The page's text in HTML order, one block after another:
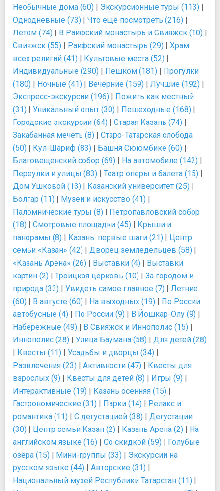
Необычные дома (60) | Экскурсионные туры (113) |
Однодневные (73) | Что ещё посмотреть (216) |
Летом (74) | В Раифский монастырь и Свияжск (10) |
Свияжск (55) | Раифский монастырь (29) | Храм
всех религий (41) | Культовые места (52) |
Индивидуальные (290) | Пешком (181) | Прогулки
(180) | Ночные (41) | Вечерние (159) | Лучшие (192) |
Экспресс-экскурсии (196) | Пожить как местный
(31) | Уникальный опыт (30) | Пешеходные (168) |
Городские экскурсии (64) | Старая Казань (74) |
Закабанная мечеть (8) | Старо-Татарская слобода
(50) | Кул-Шариф (83) | Башня Сююмбике (60) |
Благовещенский собор (69) | На автомобиле (142) |
Переулки и улицы (83) | Театр оперы и балета (15) |
Дом Ушковой (13) | Казанский университет (25) |
Болгар (11) | Музеи и искусство (41) |
Паломнические туры (8) | Петропавловский собор
(18) | Смотровые площадки (45) | Крыши и
панорамы (8) | Казань: первые шаги (21) | Центр
семьи «Казан» (42) | Дворец земледельцев (58) |
«Казань Арена» (26) | Выставки (4) | Выставки
картин (2) | Троицкая церковь (10) | За городом и
природа (33) | Увидеть самое главное (7) | Летние
(60) | В августе (60) | На выходных (19) | По России
автобусные (4) | По России (9) | В Йошкар-Олу (9) |
Набережные (49) | В Свияжск и Иннополис (15) |
Иннополис (28) | Улица Баумана (58) | Для детей (28)
| Квесты (11) | Усадьбы и дворцы (34) |
Развлечения (23) | Активности (47) | Квесты для
взрослых (9) | Квесты для детей (8) | Игры (9) |
Интерактивные (19) | Казань осенняя (15) |
Гастрономические (31) | Парки (14) | Релакс и
романтика (11) | С дегустацией (38) | Дегустации
(30) | Центр семьи Казан (2) | Казань Арена (2) | На
английском языке (16) | Со скидкой (59) | Голубые
озёра (15) | Мини-группы (33) | Экскурсии на
русском языке (44) | Авторские (31) |
Национальный музей Республики Татарстан (11) |